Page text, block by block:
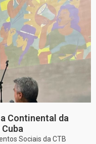
Continental da
Sociais da CTB